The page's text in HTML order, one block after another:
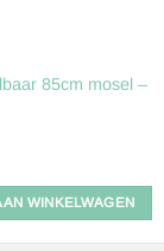
85cm mosel –
WINKELWAGEN